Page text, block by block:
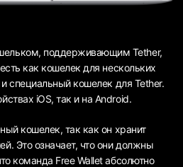
поддерживающим Tether,
как кошелек для нескольких
специальный кошелек для Tether.
iOS, так и на Android.
кошелек, так как он хранит
Это означает, что они должны
команда Free Wallet абсолютно